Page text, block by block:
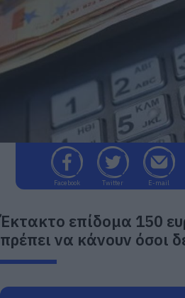
Facebook Twitter E-mail
Έκτακτο επίδομα 150
πρέπει να κάνουν όσοι